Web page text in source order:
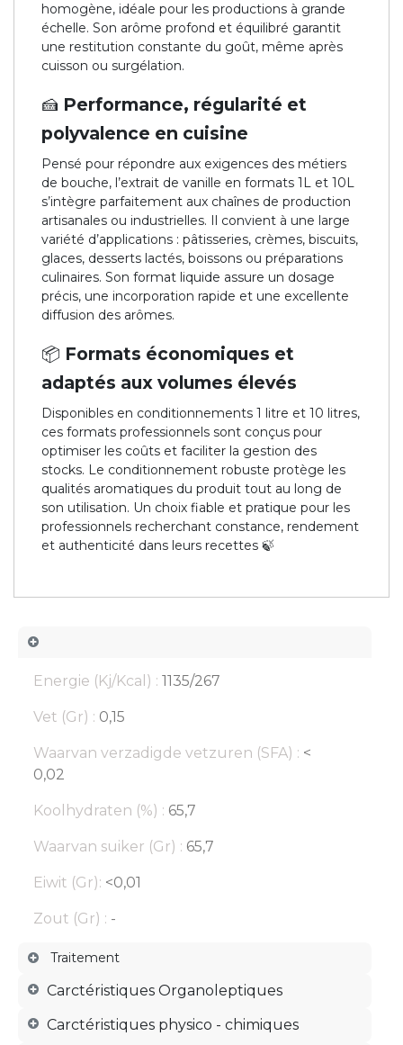
homogène, idéale pour les productions à grande
échelle. Son arôme profond et équilibré garantit
une restitution constante du goût, même après
cuisson ou surgélation.
🍰 Performance, régularité et
polyvalence en cuisine
Pensé pour répondre aux exigences des métiers
de bouche, l’extrait de vanille en formats 1L et 10L
s’intègre parfaitement aux chaînes de production
artisanales ou industrielles. Il convient à une large
variété d’applications : pâtisseries, crèmes, biscuits,
glaces, desserts lactés, boissons ou préparations
culinaires. Son format liquide assure un dosage
précis, une incorporation rapide et une excellente
diffusion des arômes.
📦 Formats économiques et
adaptés aux volumes élevés
Disponibles en conditionnements 1 litre et 10 litres,
ces formats professionnels sont conçus pour
optimiser les coûts et faciliter la gestion des
stocks. Le conditionnement robuste protège les
qualités aromatiques du produit tout au long de
son utilisation. Un choix fiable et pratique pour les
professionnels recherchant constance, rendement
et authenticité dans leurs recettes 🍃
Energie (Kj/Kcal) : 1135/267
Vet (Gr) : 0,15
Waarvan verzadigde vetzuren (SFA) : <
0,02
Koolhydraten (%) : 65,7
Waarvan suiker (Gr) : 65,7
Eiwit (Gr): <0,01
Zout (Gr) : -
Traitement
Carctéristiques Organoleptiques
Carctéristiques physico - chimiques